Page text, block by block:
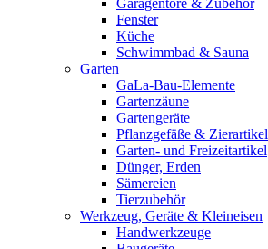
Garagentore & Zubehör
Fenster
Küche
Schwimmbad & Sauna
Garten
GaLa-Bau-Elemente
Gartenzäune
Gartengeräte
Pflanzgefäße & Zierartikel
Garten- und Freizeitartikel
Dünger, Erden
Sämereien
Tierzubehör
Werkzeug, Geräte & Kleineisen
Handwerkzeuge